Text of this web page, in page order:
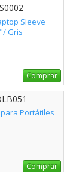
Sleeve
Gris
Comprar
Portátiles
Comprar